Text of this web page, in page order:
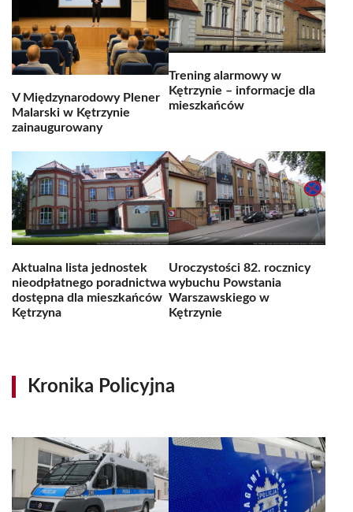
V Międzynarodowy Plener
Malarski w Kętrzynie
zainaugurowany
Trening alarmowy w
Kętrzynie – informacje dla
mieszkańców
Aktualna lista jednostek
nieodpłatnego poradnictwa
dostępna dla mieszkańców
Kętrzyna
Uroczystości 82. rocznicy
wybuchu Powstania
Warszawskiego w
Kętrzynie
Kronika Policyjna